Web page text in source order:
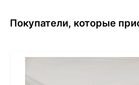
Покупатели, которые